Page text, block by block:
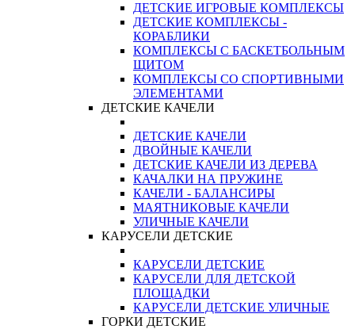
ДЕТСКИЕ ИГРОВЫЕ КОМПЛЕКСЫ
ДЕТСКИЕ КОМПЛЕКСЫ -
КОРАБЛИКИ
КОМПЛЕКСЫ С БАСКЕТБОЛЬНЫМ
ЩИТОМ
КОМПЛЕКСЫ СО СПОРТИВНЫМИ
ЭЛЕМЕНТАМИ
ДЕТСКИЕ КАЧЕЛИ
ДЕТСКИЕ КАЧЕЛИ
ДВОЙНЫЕ КАЧЕЛИ
ДЕТСКИЕ КАЧЕЛИ ИЗ ДЕРЕВА
КАЧАЛКИ НА ПРУЖИНЕ
КАЧЕЛИ - БАЛАНСИРЫ
МАЯТНИКОВЫЕ КАЧЕЛИ
УЛИЧНЫЕ КАЧЕЛИ
КАРУСЕЛИ ДЕТСКИЕ
КАРУСЕЛИ ДЕТСКИЕ
КАРУСЕЛИ ДЛЯ ДЕТСКОЙ
ПЛОЩАДКИ
КАРУСЕЛИ ДЕТСКИЕ УЛИЧНЫЕ
ГОРКИ ДЕТСКИЕ